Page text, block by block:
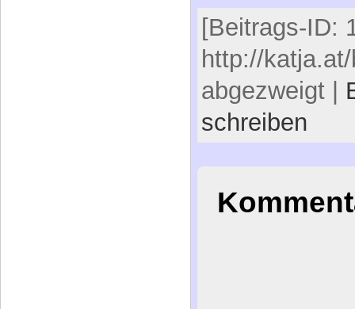
[Beitrags-ID:
http://
abgezweigt |
schreiben